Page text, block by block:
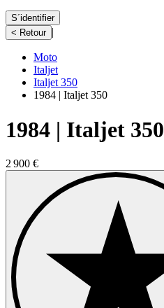
S´identifier
< Retour |
Moto
Italjet
Italjet 350
1984 | Italjet 350
1984 | Italjet 350
2 900 €